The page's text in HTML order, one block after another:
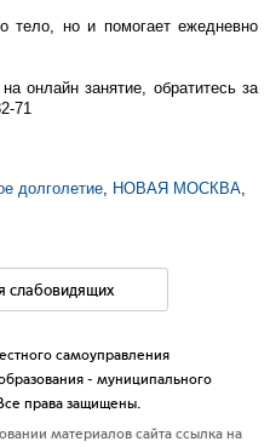
тело, но и помогает ежедневно
онлайн занятие, обратитесь за
71
долголетие, НОВАЯ МОСКВА,
слабовидящих
самоуправления
- муниципального
права защищены.
материалов сайта ссылка на